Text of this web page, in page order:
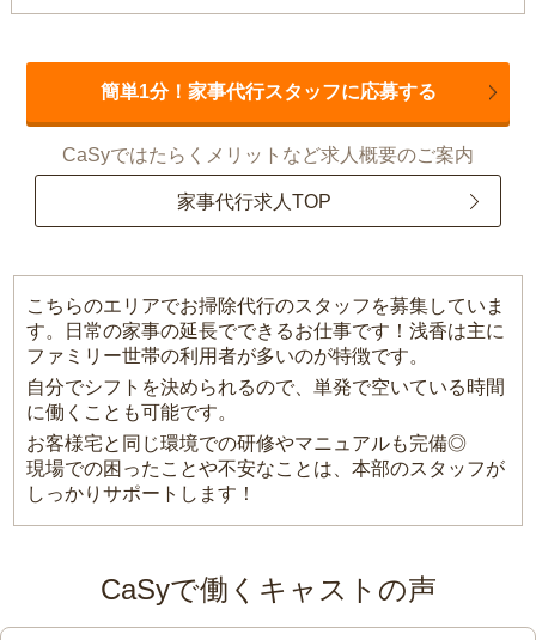
簡単1分！家事代行スタッフに応募する
CaSyではたらくメリットなど求人概要のご案内
家事代行求人TOP
こちらのエリアでお掃除代行のスタッフを募集していま
す。日常の家事の延長でできるお仕事です！浅香は主に
ファミリー世帯の利用者が多いのが特徴です。
自分でシフトを決められるので、単発で空いている時間
に働くことも可能です。
お客様宅と同じ環境での研修やマニュアルも完備◎
現場での困ったことや不安なことは、本部のスタッフが
しっかりサポートします！
CaSyで働くキャストの声